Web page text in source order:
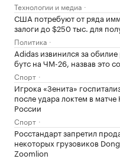
Технологии и медиа
США потребуют от ряда
залоги до $250 тыс. для
Политика
Adidas извинился за
бутс на ЧМ-26, назвав это
Спорт
Игрока «Зенита»
после удара локтем в матче
России
Спорт
Росстандарт запретил
некоторых грузовиков
Zoomlion